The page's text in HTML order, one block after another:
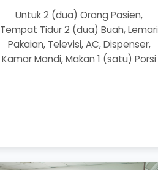
Untuk 2 (dua) Orang Pasien,
Tempat Tidur 2 (dua) Buah, Lemari
Pakaian, Televisi, AC, Dispenser,
Kamar Mandi, Makan 1 (satu) Porsi